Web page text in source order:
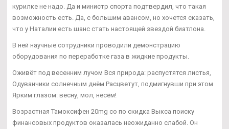
курилке не надо. Да и министр спорта подтвердил, что такая
возможность есть. Да, с большим авансом, но хочется сказать,
что у Наталии есть шанс стать настоящей звездой биатлона.
В ней научные сотрудники проводили демонстрацию
оборудования по переработке газа в жидкие продукты.
Оживёт под весенним лучом Вся природа: распустятся листья,
Одуванчики солнечным днём Расцветут, подмигнувши при этом
Ярким глазом: весну, мол, несём!
Возрастная Тамоксифен 20mg со по скидка Выкса поиску
финансовых продуктов оказалась неожиданно слабой. Он